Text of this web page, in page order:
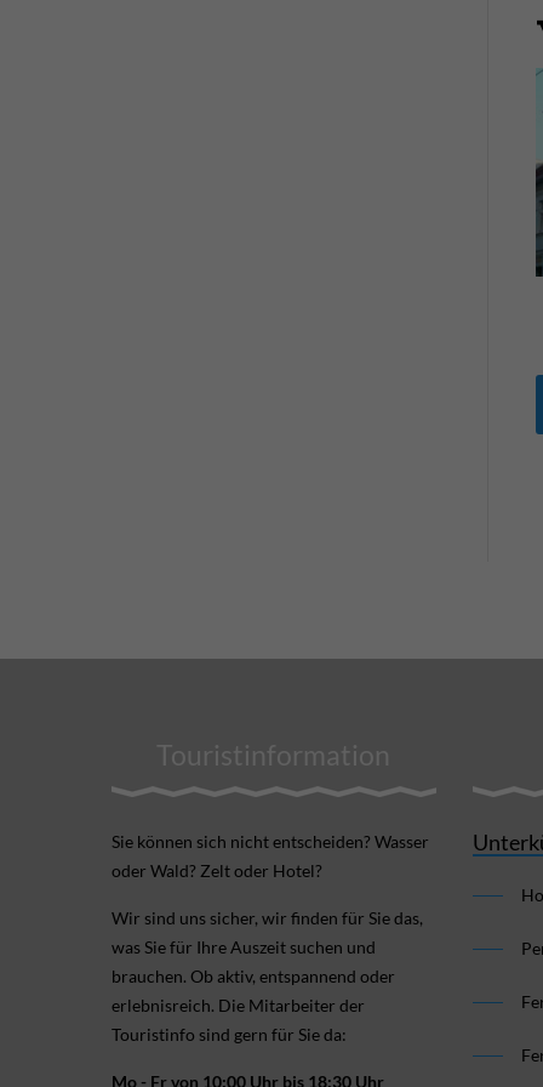
Touristinformation
Sie können sich nicht ent­scheiden? Wasser
oder Wald? Zelt oder Hotel?
Wir sind uns sicher, wir finden für Sie das,
was Sie für Ihre Aus­zeit suchen und
brauchen. Ob aktiv, ent­spannend oder
erlebnis­reich. Die Mitarbeiter der
Touristinfo sind gern für Sie da:
Mo - Fr von 10:00 Uhr bis 18:30 Uhr